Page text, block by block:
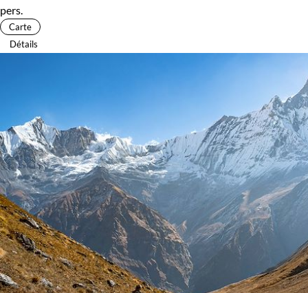
pers.
Carte
Détails